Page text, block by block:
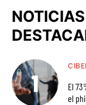
NOTICIAS
El
el